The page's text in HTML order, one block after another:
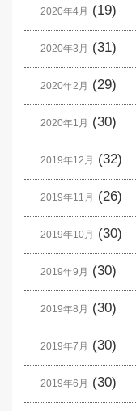
2020年4月 (19)
2020年3月 (31)
2020年2月 (29)
2020年1月 (30)
2019年12月 (32)
2019年11月 (26)
2019年10月 (30)
2019年9月 (30)
2019年8月 (30)
2019年7月 (30)
2019年6月 (30)